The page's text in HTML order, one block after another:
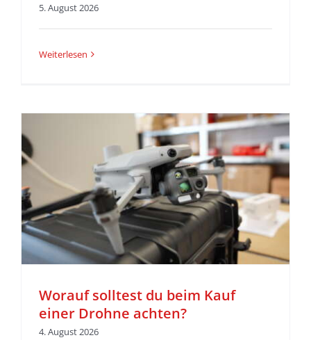
5. August 2026
Weiterlesen
Worauf solltest du beim Kauf
einer Drohne achten?
4. August 2026